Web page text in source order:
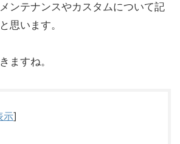
ンテナンスやカスタムについて記
思います。
ますね。
示]